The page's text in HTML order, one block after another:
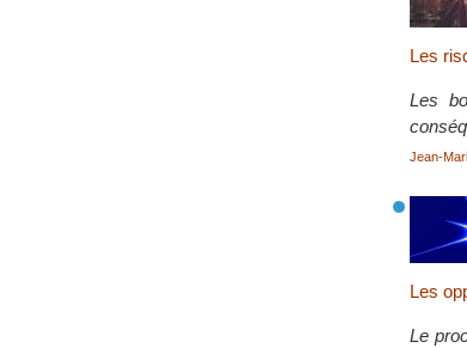
Les
Les
Jean-
Les
Le